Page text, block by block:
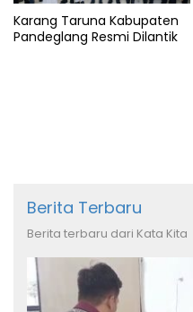
Karang Taruna Kabupaten
Pandeglang Resmi Dilantik
Berita Terbaru
Berita terbaru dari Kata Kita